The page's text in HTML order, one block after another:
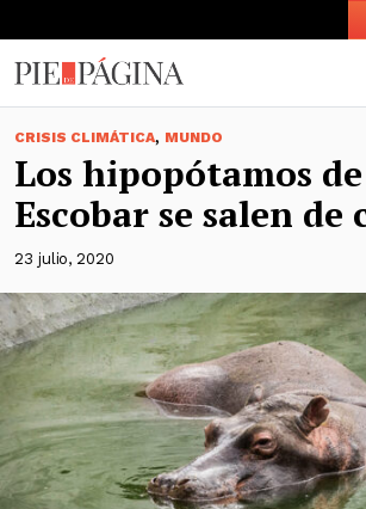
CRISIS CLIMÁTICA, MUNDO
Los hipopótamos
Escobar se salen
23 julio, 2020